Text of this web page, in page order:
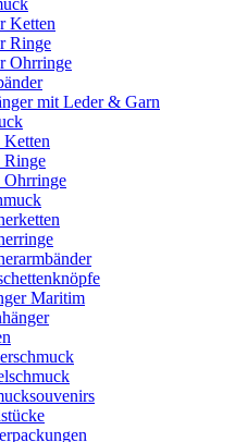
Ketten
Ringe
Ohrringe
mit Leder & Garn
Maritim